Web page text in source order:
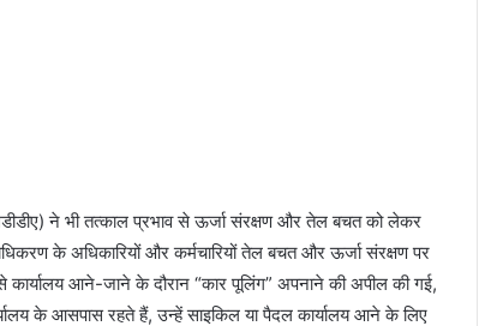
ने भी तत्काल प्रभाव से ऊर्जा संरक्षण और तेल बचत को लेकर
के अधिकारियों और कर्मचारियों तेल बचत और ऊर्जा संरक्षण पर
से कार्यालय आने-जाने के दौरान “कार पूलिंग” अपनाने की अपील की गई,
के आसपास रहते हैं, उन्हें साइकिल या पैदल कार्यालय आने के लिए